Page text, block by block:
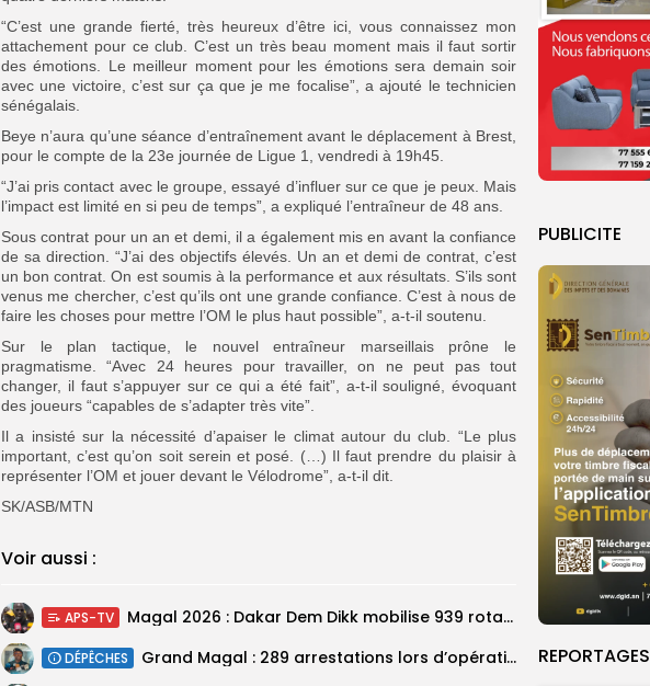
PUBLICITE
REPORTAGES
“C’est une grande fierté, très heureux d’être ici, vous connaissez mon
attachement pour ce club. C’est un très beau moment mais il faut sortir
des émotions. Le meilleur moment pour les émotions sera demain soir
avec une victoire, c’est sur ça que je me focalise”, a ajouté le technicien
sénégalais.
Beye n’aura qu’une séance d’entraînement avant le déplacement à Brest,
pour le compte de la 23e journée de Ligue 1, vendredi à 19h45.
“J’ai pris contact avec le groupe, essayé d’influer sur ce que je peux. Mais
l’impact est limité en si peu de temps”, a expliqué l’entraîneur de 48 ans.
Sous contrat pour un an et demi, il a également mis en avant la confiance
de sa direction. “J’ai des objectifs élevés. Un an et demi de contrat, c’est
un bon contrat. On est soumis à la performance et aux résultats. S’ils sont
venus me chercher, c’est qu’ils ont une grande confiance. C’est à nous de
faire les choses pour mettre l’OM le plus haut possible”, a-t-il soutenu.
Sur le plan tactique, le nouvel entraîneur marseillais prône le
pragmatisme. “Avec 24 heures pour travailler, on ne peut pas tout
changer, il faut s’appuyer sur ce qui a été fait”, a-t-il souligné, évoquant
des joueurs “capables de s’adapter très vite”.
Il a insisté sur la nécessité d’apaiser le climat autour du club. “Le plus
important, c’est qu’on soit serein et posé. (…) Il faut prendre du plaisir à
représenter l’OM et jouer devant le Vélodrome”, a-t-il dit.
SK/ASB/MTN
Voir aussi :
APS-TV Magal 2026 : Dakar Dem Dikk mobilise 939 rotations et transporte près...
DÉPÊCHES Grand Magal : 289 arrestations lors d’opérations préventives de sécurisation